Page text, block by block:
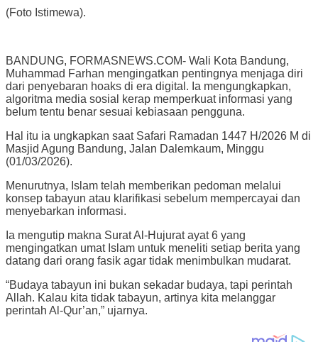
(Foto Istimewa).
BANDUNG, FORMASNEWS.COM- Wali Kota Bandung,
Muhammad Farhan mengingatkan pentingnya menjaga diri
dari penyebaran hoaks di era digital. Ia mengungkapkan,
algoritma media sosial kerap memperkuat informasi yang
belum tentu benar sesuai kebiasaan pengguna.
Hal itu ia ungkapkan saat Safari Ramadan 1447 H/2026 M di
Masjid Agung Bandung, Jalan Dalemkaum, Minggu
(01/03/2026).
Menurutnya, Islam telah memberikan pedoman melalui
konsep tabayun atau klarifikasi sebelum mempercayai dan
menyebarkan informasi.
Ia mengutip makna Surat Al-Hujurat ayat 6 yang
mengingatkan umat Islam untuk meneliti setiap berita yang
datang dari orang fasik agar tidak menimbulkan mudarat.
“Budaya tabayun ini bukan sekadar budaya, tapi perintah
Allah. Kalau kita tidak tabayun, artinya kita melanggar
perintah Al-Qur’an,” ujarnya.